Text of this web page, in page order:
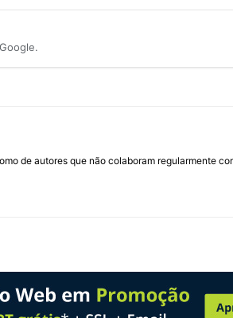
de autores que não colaboram regularmente